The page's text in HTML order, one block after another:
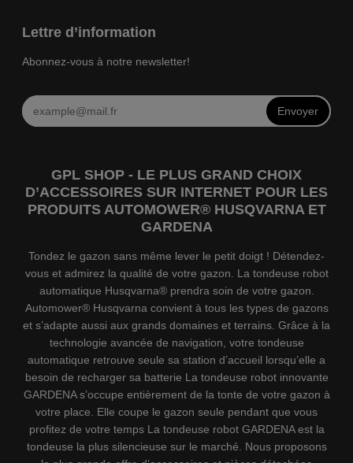
Lettre d’information
Abonnez-vous à notre newsletter!
Envoyer
GPL SHOP - LE PLUS GRAND CHOIX
D’ACCESSOIRES SUR INTERNET POUR LES
PRODUITS AUTOMOWER® HUSQVARNA ET
GARDENA
Tondez le gazon sans même lever le petit doigt ! Détendez-
vous et admirez la qualité de votre gazon. La tondeuse robot
automatique Husqvarna® prendra soin de votre gazon.
Automower® Husqvarna convient à tous les types de gazons
et s’adapte aussi aux grands domaines et terrains. Grâce à la
technologie avancée de navigation, votre tondeuse
automatique retrouve seule sa station d’accueil lorsqu’elle a
besoin de recharger sa batterie La tondeuse robot innovante
GARDENA s’occupe entièrement de la tonte de votre gazon à
votre place. Elle coupe le gazon seule pendant que vous
profitez de votre temps La tondeuse robot GARDENA est la
tondeuse la plus silencieuse sur le marché. Nous proposons